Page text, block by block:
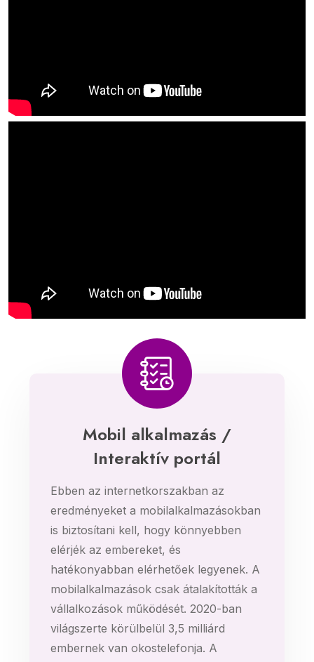
Mobil alkalmazás /
Interaktív portál
Ebben az internetkorszakban az
eredményeket a mobilalkalmazásokban
is biztosítani kell, hogy könnyebben
elérjék az embereket, és
hatékonyabban elérhetőek legyenek. A
mobilalkalmazások csak átalakították a
vállalkozások működését. 2020-ban
világszerte körülbelül 3,5 milliárd
embernek van okostelefonja. A